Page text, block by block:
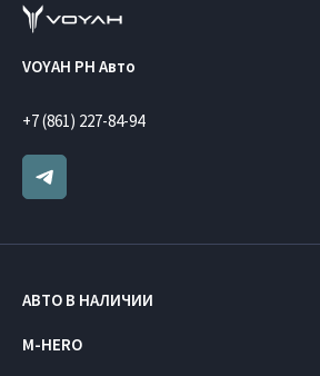
VOYAH РН Авто
+7 (861) 227-84-94
АВТО В НАЛИЧИИ
M-HERO